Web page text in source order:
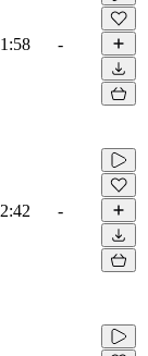
1:58 -
2:42 -